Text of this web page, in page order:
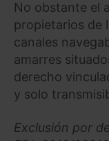
No obstante el
propietarios de
canales
amarres
derecho
y solo
Exclusión por